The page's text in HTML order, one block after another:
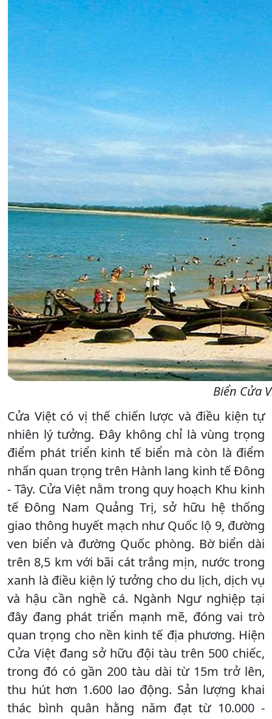
Biển Cửa
Cửa Việt có vị thế chiến lược và điều kiện tự
nhiên lý tưởng. Đây không chỉ là vùng trọng
điểm phát triển kinh tế biển mà còn là điểm
nhấn quan trọng trên Hành lang kinh tế Đông
- Tây. Cửa Việt nằm trong quy hoạch Khu kinh
tế Đông Nam Quảng Trị, sở hữu hệ thống
giao thông huyết mạch như Quốc lộ 9, đường
ven biển và đường Quốc phòng. Bờ biển dài
trên 8,5 km với bãi cát trắng mịn, nước trong
xanh là điều kiện lý tưởng cho du lịch, dịch vụ
và hậu cần nghề cá. Ngành Ngư nghiệp tại
đây đang phát triển mạnh mẽ, đóng vai trò
quan trọng cho nền kinh tế địa phương. Hiện
Cửa Việt đang sở hữu đội tàu trên 500 chiếc,
trong đó có gần 200 tàu dài từ 15m trở lên,
thu hút hơn 1.600 lao động. Sản lượng khai
thác bình quân hằng năm đạt từ 10.000 -